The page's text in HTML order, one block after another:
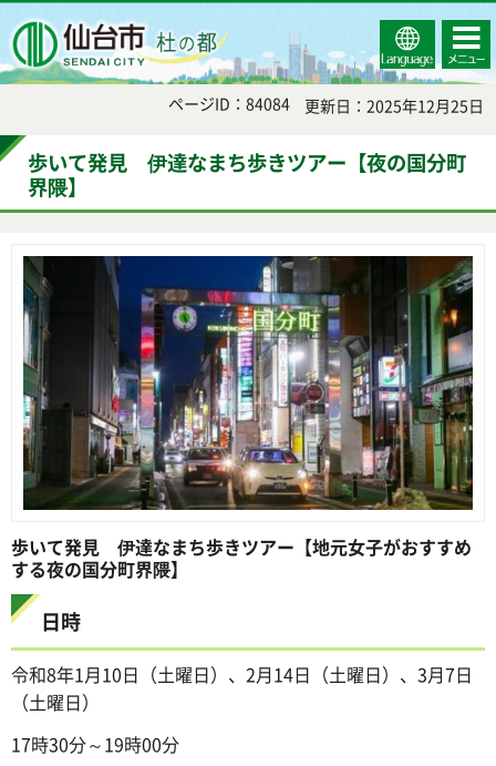
Select
Language
コンテ
ンツメ
ニュー
ページID：84084 更新日：2025年12月25日
歩いて発見 伊達なまち歩きツアー【夜の国分町
界隈】
歩いて発見 伊達なまち歩きツアー【地元女子がおすすめ
する夜の国分町界隈】
日時
令和8年1月10日（土曜日）、2月14日（土曜日）、3月7日
（土曜日）
17時30分～19時00分